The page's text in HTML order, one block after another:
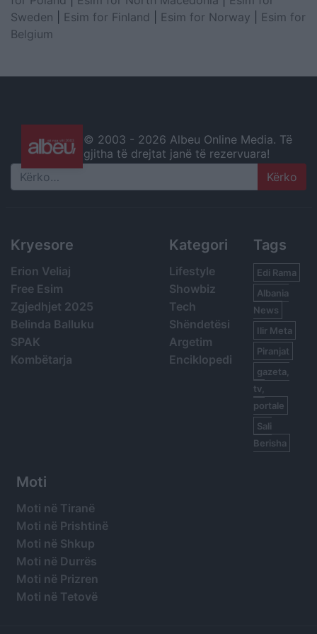
Sweden
Esim for Finland Esim for Norway
Esim for
Belgium
© 2003 - 2026 Albeu Online Media. Të
gjitha të drejtat janë të rezervuara!
Search
Kryesore
Erion Veliaj
Free Esim
Zgjedhjet 2025
Belinda Balluku
SPAK
Kombëtarja
Kategori
Lifestyle
Showbiz
Tech
Shëndetësi
Argetim
Enciklopedi
Tags
Edi Rama
Albania
News
Ilir Meta
Piranjat
gazeta,
tv,
portale
Sali
Berisha
Moti
Moti në Tiranë
Moti në Prishtinë
Moti në Shkup
Moti në Durrës
Moti në Prizren
Moti në Tetovë